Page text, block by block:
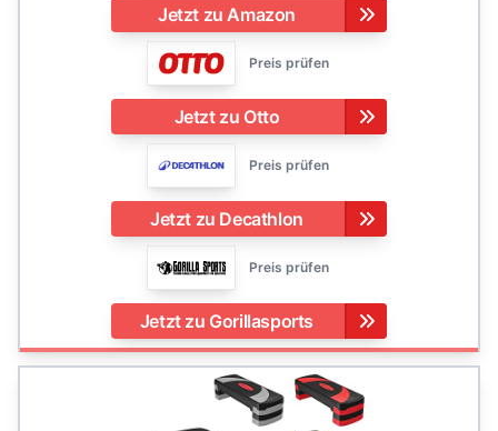
Jetzt zu Amazon
Preis prüfen
Jetzt zu Otto
Preis prüfen
Jetzt zu Decathlon
Preis prüfen
Jetzt zu Gorillasports